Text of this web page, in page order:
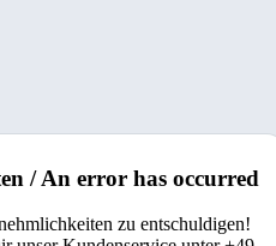
/ An error has occurred
zu entschuldigen!